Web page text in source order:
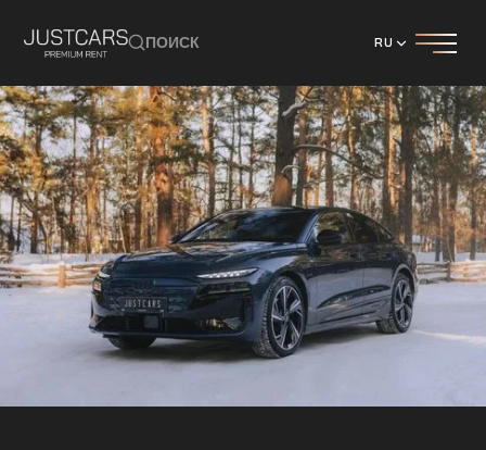
ПОИСК RU
Audi
A6 Sportback e-tron